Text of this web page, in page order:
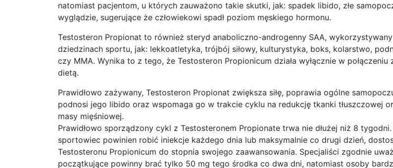
natomiast pacjentom, u których zauważono takie skutki, jak: spadek libido, złe
wyglądzie, sugerujące że człowiekowi spadł poziom męskiego hormonu.
Testosteron Propionat to również steryd anaboliczno-androgenny SAA,
dziedzinach sportu, jak: lekkoatletyka, trójbój siłowy, kulturystyka, boks, kolarstwo,
czy MMA. Wynika to z tego, że Testosteron Propionicum działa wyłącznie w
dietą.
Prawidłowo zażywany, Testosteron Propionat zwiększa siłę, poprawia ogólne
podnosi jego libido oraz wspomaga go w trakcie cyklu na redukcję tkanki tłuszczowej
masy mięśniowej.
Prawidłowo sporządzony cykl z Testosteronem Propionate trwa nie dłużej niż 8
sportowiec powinien robić iniekcje każdego dnia lub maksymalnie co drugi dzień,
Testosteronu Propionicum do stopnia swojego zaawansowania. Specjaliści zgodnie
początkujące powinny brać tylko 50 mg tego środka co dwa dni, natomiast osoby